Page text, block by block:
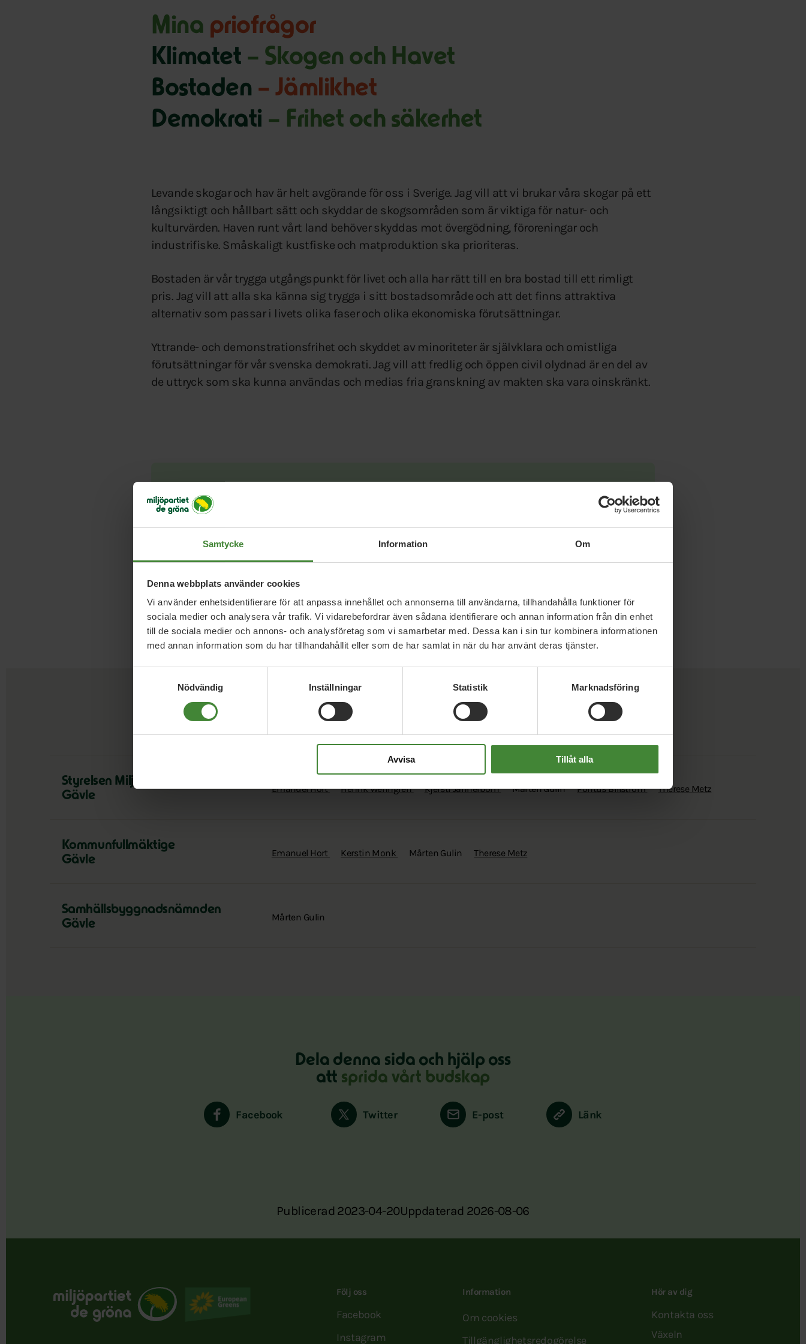
Samtycke Information Om
Denna webbplats använder cookies
Vi använder enhetsidentifierare för att anpassa innehållet och annonserna till användarna, tillhandahålla funktioner för
sociala medier och analysera vår trafik. Vi vidarebefordrar även sådana identifierare och annan information från din enhet
till de sociala medier och annons- och analysföretag som vi samarbetar med. Dessa kan i sin tur kombinera informationen
med annan information som du har tillhandahållit eller som de har samlat in när du har använt deras tjänster.
Nödvändig
Inställningar Statistik Marknadsföring
Avvisa Tillåt alla
Mina priofrågor
Klimatet – Skogen och Havet
Bostaden – Jämlikhet
Demokrati – Frihet och säkerhet
Levande skogar och hav är helt avgörande för oss i Sverige. Jag vill att vi brukar våra skogar på ett
långsiktigt och hållbart sätt och skyddar de skogsområden som är viktiga för natur- och
kulturvärden. Haven runt vårt land behöver skyddas mot övergödning, föroreningar och
industrifiske. Småskaligt kustfiske och matproduktion ska prioriteras.
Bostaden är vår trygga utgångspunkt för livet och alla har rätt till en bra bostad till ett rimligt
pris. Jag vill att alla ska känna sig trygga i sitt bostadsområde och att det finns attraktiva
alternativ som passar i livets olika faser och olika ekonomiska förutsättningar.
Yttrande- och demonstrationsfrihet och skyddet av minoriteter är självklara och omistliga
förutsättningar för vår svenska demokrati. Jag vill att fredlig och öppen civil olydnad är en del av
de uttryck som ska kunna användas och medias fria granskning av makten ska vara oinskränkt.
Mårten Gulin
Facebook Instagram
Uppdrag med Mårten Gulin
Styrelsen Miljöpartiet
Gävle
Emanuel Hort Henrik Wenngren Kjersti Jannerborn Mårten Gulin Pontus Billström Therese Metz
Kommunfullmäktige
Gävle
Emanuel Hort Kerstin Monk Mårten Gulin Therese Metz
Samhällsbyggnadsnämnden
Gävle
Mårten Gulin
Dela denna sida och hjälp oss
att sprida vårt budskap
Facebook Twitter E-post Länk
Publicerad 2023-04-20Uppdaterad 2026-08-06
Följ oss
Facebook
Instagram
Information
Om cookies
Tillgänglighetsredogörelse
Hör av dig
Kontakta oss
Växeln